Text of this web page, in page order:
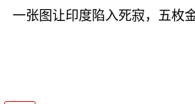
一张图让印度陷入死寂，五枚